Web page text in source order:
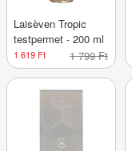
Laisèven Tropic
testpermet - 200 ml
1 619 Ft 1 799 Ft